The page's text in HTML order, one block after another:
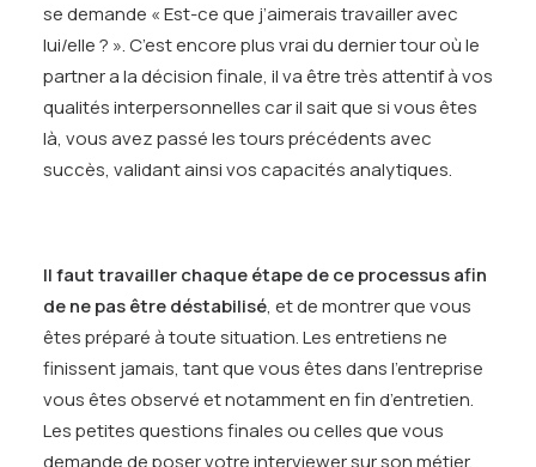
se demande « Est-ce que j’aimerais travailler avec
lui/elle ? ». C’est encore plus vrai du dernier tour où le
partner a la décision finale, il va être très attentif à vos
qualités interpersonnelles car il sait que si vous êtes
là, vous avez passé les tours précédents avec
succès, validant ainsi vos capacités analytiques.
Il faut travailler chaque étape de ce processus afin
de ne pas être déstabilisé, et de montrer que vous
êtes préparé à toute situation. Les entretiens ne
finissent jamais, tant que vous êtes dans l’entreprise
vous êtes observé et notamment en fin d’entretien.
Les petites questions finales ou celles que vous
demande de poser votre interviewer sur son métier,